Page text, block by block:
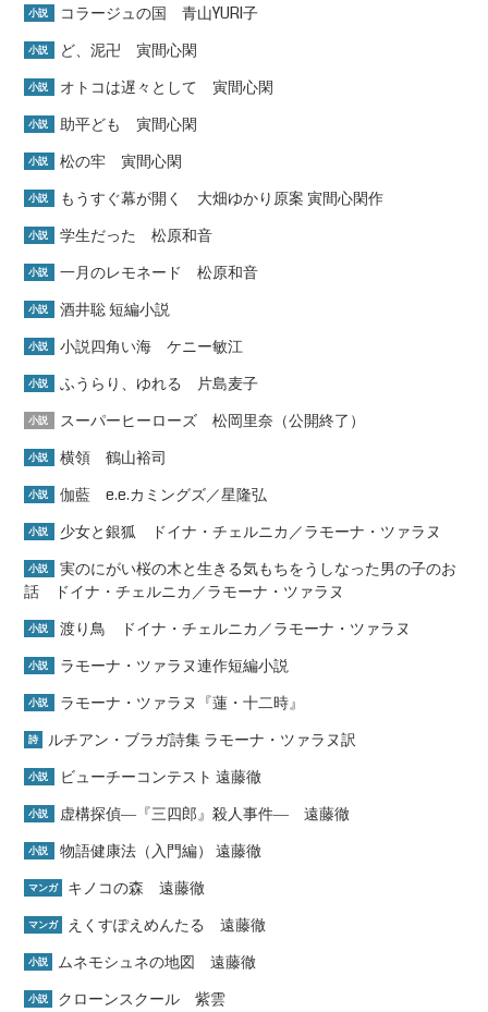
小説 コラージュの国 青山YURI子
小説 ど、泥卍 寅間心閑
小説 オトコは遅々として 寅間心閑
小説 助平ども 寅間心閑
小説 松の牢 寅間心閑
小説 もうすぐ幕が開く 大畑ゆかり原案 寅間心閑作
小説 学生だった 松原和音
小説 一月のレモネード 松原和音
小説 酒井聡 短編小説
小説 小説四角い海 ケニー敏江
小説 ふうらり、ゆれる 片島麦子
小説 スーパーヒーローズ 松岡里奈（公開終了）
小説 横領 鶴山裕司
小説 伽藍 e.e.カミングズ／星隆弘
小説 少女と銀狐 ドイナ・チェルニカ／ラモーナ・ツァラヌ
小説
実のにがい桜の木と生きる気もちをうしなった男の子のお
話 ドイナ・チェルニカ／ラモーナ・ツァラヌ
小説 渡り鳥 ドイナ・チェルニカ／ラモーナ・ツァラヌ
小説 ラモーナ・ツァラヌ連作短編小説
小説 ラモーナ・ツァラヌ『蓮・十二時』
詩 ルチアン・ブラガ詩集 ラモーナ・ツァラヌ訳
小説 ビューチーコンテスト 遠藤徹
小説 虚構探偵―『三四郎』殺人事件― 遠藤徹
小説 物語健康法（入門編） 遠藤徹
マンガ キノコの森 遠藤徹
マンガ えくすぽえめんたる 遠藤徹
小説 ムネモシュネの地図 遠藤徹
小説 クローンスクール 紫雲